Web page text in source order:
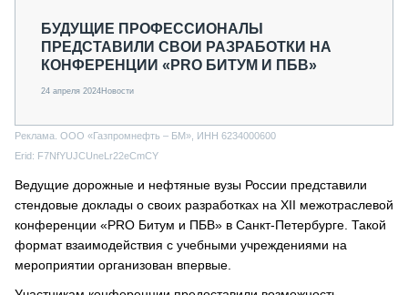
БУДУЩИЕ ПРОФЕССИОНАЛЫ
ПРЕДСТАВИЛИ СВОИ РАЗРАБОТКИ НА
КОНФЕРЕНЦИИ «PRO БИТУМ И ПБВ»
24 апреля 2024Новости
Реклама. ООО «Газпромнефть – БМ», ИНН 6234000600
Erid: F7NfYUJCUneLr22eCmCY
Ведущие дорожные и нефтяные вузы России представили
стендовые доклады о своих разработках на XII межотраслевой
конференции «PRO Битум и ПБВ» в Санкт-Петербурге. Такой
формат взаимодействия с учебными учреждениями на
мероприятии организован впервые.